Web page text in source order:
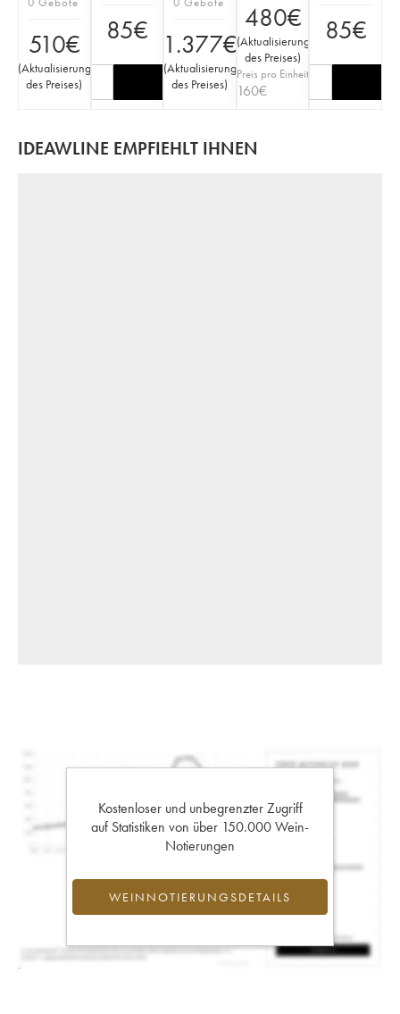
510€
(Aktualisierung
des Preises)
85€ 1.377€
(Aktualisierung
des Preises)
480€
(Aktualisierung
des Preises)
Preis pro Einheit
160€
85€
IDEAWLINE EMPFIEHLT IHNEN
Kostenloser und unbegrenzter Zugriff
auf Statistiken von über 150.000 Wein-
Notierungen
WEINNOTIERUNGSDETAILS